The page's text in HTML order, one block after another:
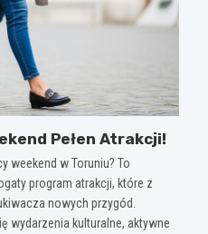
Pełen Atrakcji!
weekend w Toruniu? To
program atrakcji, które z
nowych przygód.
wydarzenia kulturalne, aktywne